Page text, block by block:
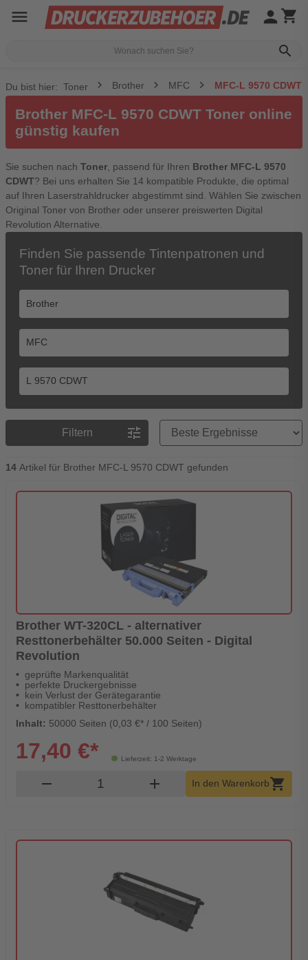
menu
search
person shopping_cart
Du bist hier: Toner Brother MFC MFC-L 9570 CDWT
Brother MFC-L 9570 CDWT Toner online
günstig kaufen
Sie suchen nach Toner , passend für Ihren Brother MFC-L 9570
CDWT? Bei uns erhalten Sie 14 kompatible Produkte, die optimal
auf Ihren Laserstrahldrucker abgestimmt sind. Wählen Sie zwischen
Original Toner von Brother oder unserer preiswerten Digital
Revolution Alternative.
Finden Sie passende Tintenpatronen und
Toner für Ihren Drucker
Filtern tune
Preisreihenfolge
14 Artikel für Brother MFC-L 9570 CDWT gefunden
Brother WT-320CL - alternativer
Resttonerbehälter 50.000 Seiten - Digital
Revolution
geprüfte Markenqualität
perfekte Druckergebnisse
kein Verlust der Gerätegarantie
kompatibler Resttonerbehälter
Inhalt: 50000 Seiten (0,03 €* / 100 Seiten)
Lieferzeit: 1-2 Werktage
17,40 €*
remove Produkt Warenkorb Menge
add In den Warenkorbshopping_cart